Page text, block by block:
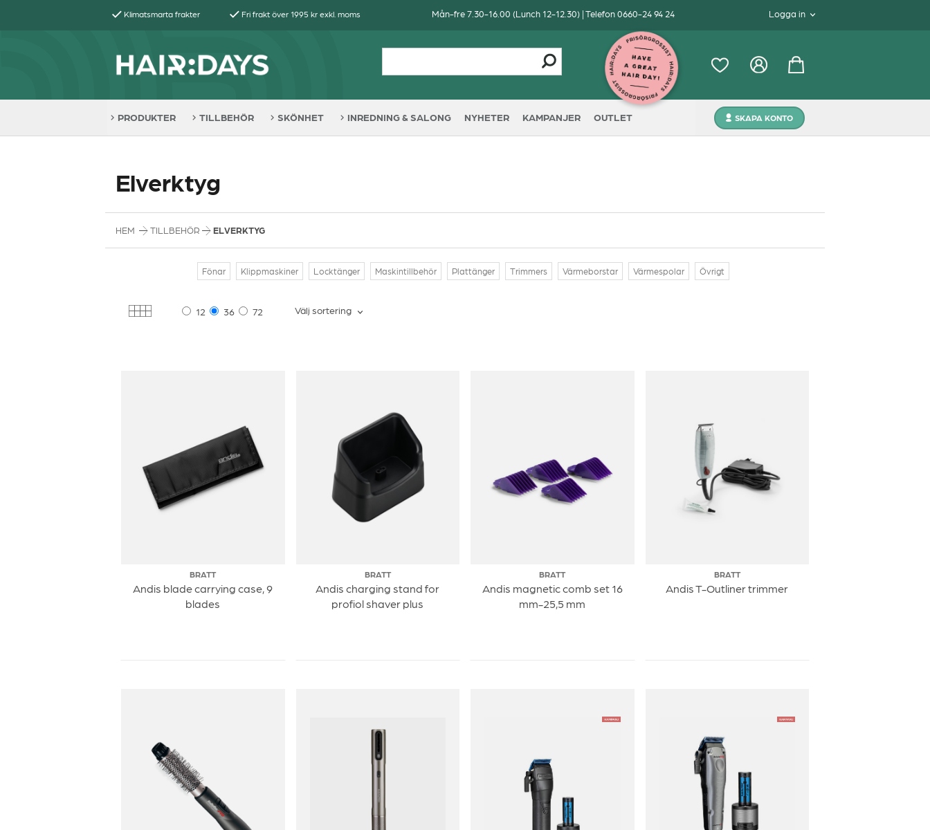
Klimatsmarta frakter Fri frakt över 1995 kr exkl. moms Mån-fre 7.30-16.00 (Lunch 12-12.30) | Telefon 0660-24 94 24 Logga in
PRODUKTER TILLBEHÖR SKÖNHET INREDNING & SALONG NYHETER KAMPANJER OUTLET SKAPA KONTO
Elverktyg
HEM TILLBEHÖR ELVERKTYG
Fönar Klippmaskiner Locktänger Maskintillbehör Plattänger Trimmers Värmeborstar Värmespolar Övrigt
12 36 72 Välj sortering
BRATT
Andis blade carrying case, 9
blades
BRATT
Andis charging stand for
profiol shaver plus
BRATT
Andis magnetic comb set 16
mm-25,5 mm
BRATT
Andis T-Outliner trimmer